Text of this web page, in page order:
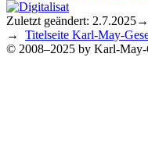
Zuletzt geändert: 2.7.2025→
→ Titelseite Karl-May-
© 2008–2025 by Karl-May-